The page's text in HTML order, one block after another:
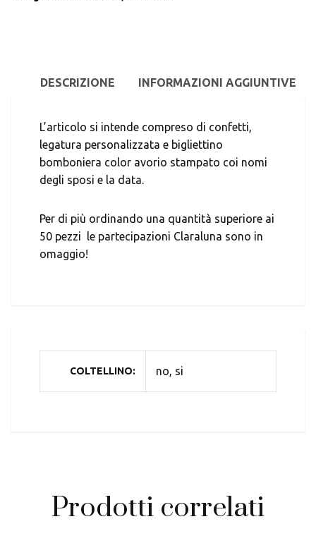
DESCRIZIONE INFORMAZIONI AGGIUNTIVE
L’articolo si intende compreso di confetti,
legatura personalizzata e bigliettino
bomboniera color avorio stampato coi nomi
degli sposi e la data.
Per di più ordinando una quantità superiore ai
50 pezzi le partecipazioni Claraluna sono in
omaggio!
COLTELLINO no, si
Prodotti correlati